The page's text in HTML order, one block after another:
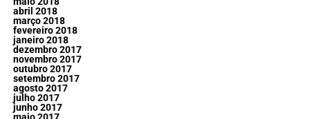
abril 2018
março 2018
fevereiro 2018
janeiro 2018
dezembro 2017
novembro 2017
outubro 2017
setembro 2017
agosto 2017
julho 2017
junho 2017